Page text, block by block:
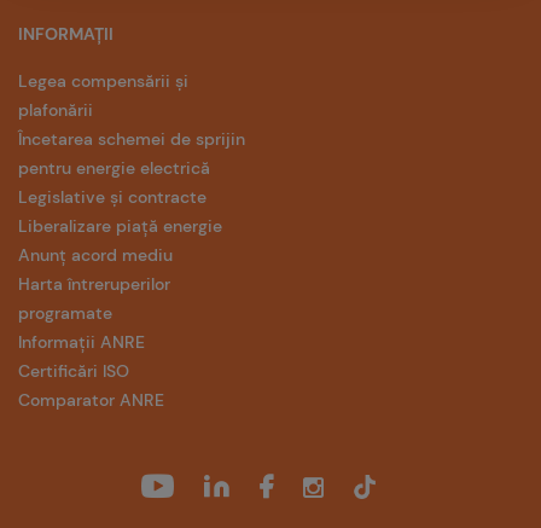
INFORMAȚII
Legea compensării și
plafonării
Încetarea schemei de sprijin
pentru energie electrică
Legislative și contracte
Liberalizare piață energie
Anunț acord mediu
Harta întreruperilor
programate
Informații ANRE
Certificări ISO
Comparator ANRE